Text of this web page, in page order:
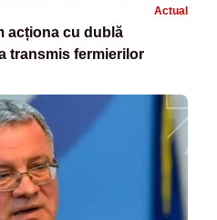
Actual
acționa cu dublă
transmis fermierilor